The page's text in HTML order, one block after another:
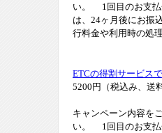
い。 1回目のお支払
は、24ヶ月後にお振
行料金や利用時の処
ETCの得割サービス
5200円（税込み、送
キャンペーン内容を
い。 1回目のお支払